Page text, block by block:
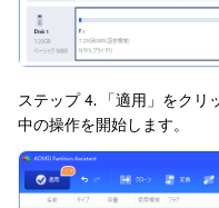
ステップ 4. 「適用」をクリ
中の操作を開始します。